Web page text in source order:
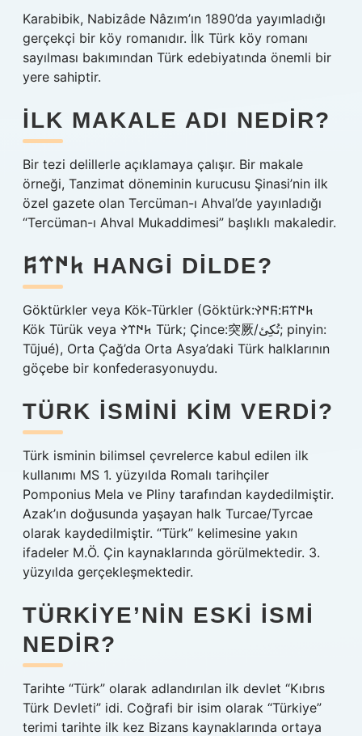
Karabibik, Nabizâde Nâzım’ın 1890’da yayımladığı
gerçekçi bir köy romanıdır. İlk Türk köy romanı
sayılması bakımından Türk edebiyatında önemli bir
yere sahiptir.
İLK MAKALE ADI NEDIR?
Bir tezi delillerle açıklamaya çalışır. Bir makale
örneği, Tanzimat döneminin kurucusu Şinasi’nin ilk
özel gazete olan Tercüman-ı Ahval’de yayınladığı
“Tercüman-ı Ahval Mukaddimesi” başlıklı makaledir.
𐱅𐰇𐰼𐰰 HANGI DILDE?
Göktürkler veya Kök-Türkler (Göktürk:​​​​𐱅𐰇𐰼𐰰:𐰜𐰇𐰛
Kök Türük veya 𐱅𐰇𐰼𐰛 Türk; Çince:突厥/تُكِئ; pinyin:
Tūjué), Orta Çağ’da Orta Asya’daki Türk halklarının
göçebe bir konfederasyonuydu.
TÜRK ISMINI KIM VERDI?
Türk isminin bilimsel çevrelerce kabul edilen ilk
kullanımı MS 1. yüzyılda Romalı tarihçiler
Pomponius Mela ve Pliny tarafından kaydedilmiştir.
Azak’ın doğusunda yaşayan halk Turcae/Tyrcae
olarak kaydedilmiştir. “Türk” kelimesine yakın
ifadeler M.Ö. Çin kaynaklarında görülmektedir. 3.
yüzyılda gerçekleşmektedir.
TÜRKIYE’NIN ESKI ISMI
NEDIR?
Tarihte “Türk” olarak adlandırılan ilk devlet “Kıbrıs
Türk Devleti” idi. Coğrafi bir isim olarak “Türkiye”
terimi tarihte ilk kez Bizans kaynaklarında ortaya